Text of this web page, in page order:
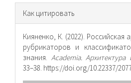
Информация
о статье
Как цитировать
Кияненко, К. (2022). Российская
рубрикаторов и
знания. Academia. Архитектура
33–38. https://doi.org/10.22337/